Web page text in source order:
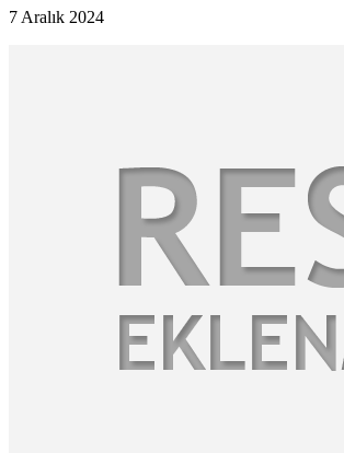
7 Aralık 2024